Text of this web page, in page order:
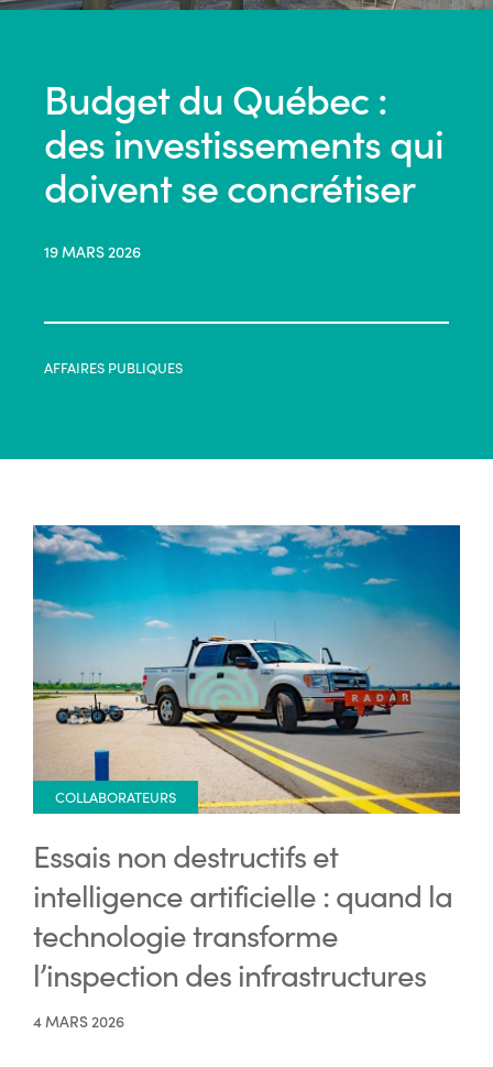
Budget du Québec :
des investissements qui
doivent se concrétiser
19 MARS 2026
AFFAIRES PUBLIQUES
COLLABORATEURS
Essais non destructifs et
intelligence artificielle : quand la
technologie transforme
l’inspection des infrastructures
4 MARS 2026